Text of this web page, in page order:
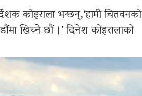
कोइराला भन्छन्,‘हामी चितवनको
खिच्ने छौं ।’ दिनेश कोइरालाको